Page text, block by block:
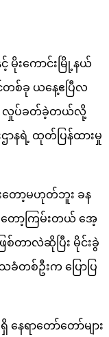
မိုးကောင်းမြို့နယ်
တစ်ခု ယနေ့ဧပြီလ
မှာ လှုပ်ခတ်ခဲ့တယ်လို့
ာနရဲ့ ထုတ်ပြန်ထားမှု
းတော့မဟုတ်ဘူး ခန
တော့ကြမ်းတယ် အေ့
စ်တာလဲဆိုပြီး မိုင်းခွဲ
တစ်ဦးက ပြောပြ
ေရာတော်တော်များ